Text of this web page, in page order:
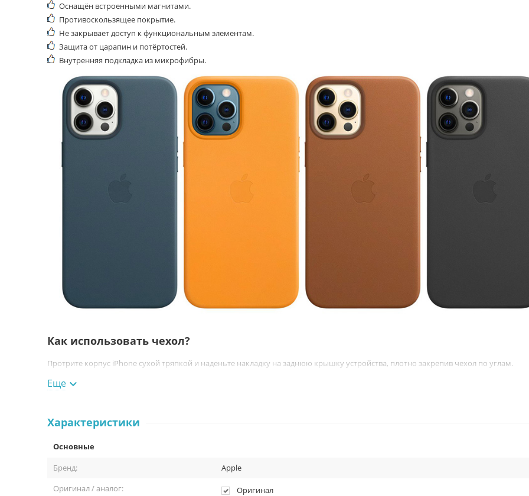
Оснащён встроенными магнитами.
Противоскользящее покрытие.
Не закрывает доступ к функциональным элементам.
Защита от царапин и потёртостей.
Внутренняя подкладка из микрофибры.
Как использовать чехол?
Протрите корпус iPhone сухой тряпкой и наденьте накладку на заднюю крышку устройства, плотно закрепив чехол по углам.
Комплектация:
Упаковка.
Еще 
Характеристики
Основные
Бренд:
Apple
Оригинал / аналог:
Оригинал